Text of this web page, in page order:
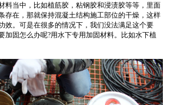
料当中，比如植筋胶，粘钢胶和浸渍胶等等，里面
存在，那就保持混凝土结构施工部位的干燥，这样
效。可是在很多的情况下，我们没法满足这个要
加固怎么办呢?用水下专用加固材料。比如水下植